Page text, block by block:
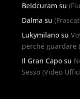
Beldcuram su
Dalma su
Lukymilanosu
perché guardare
Il Gran Caposu
Sesso (Video